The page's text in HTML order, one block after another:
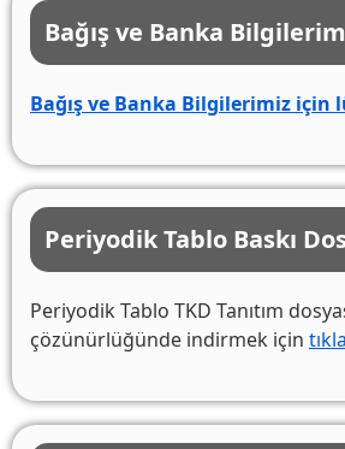
Bağış ve Banka
Bağış ve Banka Bilgilerimiz için
Periyodik Tablo Baskı
Periyodik Tablo TKD Tanıtım
çözünürlüğünde indirmek için